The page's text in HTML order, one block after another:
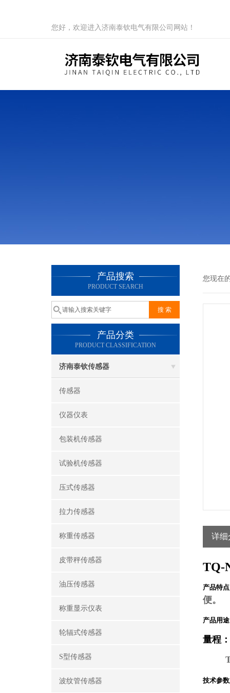
您好，欢迎进入济南泰钦电气有限公司网站！
产品搜索
PRODUCT SEARCH
产品分类
PRODUCT CLASSIFICATION
济南泰钦传感器
传感器
仪器仪表
包装机传感器
试验机传感器
压式传感器
拉力传感器
称重传感器
皮带秤传感器
油压传感器
称重显示仪表
轮辐式传感器
S型传感器
波纹管传感器
您现在
详细
TQ-
产品特点
便。
产品用
量程：
技术参